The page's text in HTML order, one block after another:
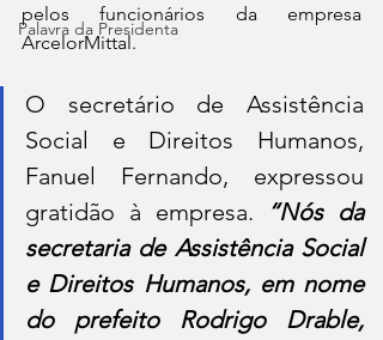
Palavra da Presidenta
pelos funcionários da empresa
ArcelorMittal.
O secretário de Assistência
Social e Direitos Humanos,
Fanuel Fernando, expressou
gratidão à empresa.
“Nós da
secretaria de Assistência Social
e Direitos Humanos, em nome
do prefeito Rodrigo Drable,